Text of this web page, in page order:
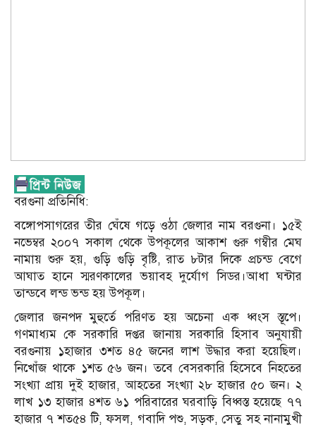
বরগুনা প্রতিনিধি:
বঙ্গোপসাগরের তীর ঘেঁষে গড়ে ওঠা জেলার নাম বরগুনা। ১৫ই
নভেম্বর ২০০৭ সকাল থেকে উপকূলের আকাশ গুরু গম্বীর মেঘ
নামায় শুরু হয়, গুড়ি গুড়ি বৃষ্টি, রাত ৮টার দিকে প্রচন্ড বেগে
আঘাত হানে স্মরণকালের ভয়াবহ দুর্যোগ সিডর।আধা ঘন্টার
তান্ডবে লন্ড ভন্ড হয় উপকূল।
জেলার জনপদ মুহুর্তে পরিণত হয় অচেনা এক ধ্বংস স্তূপে।
গণমাধ্যম কে সরকারি দপ্তর জানায় সরকারি হিসাব অনুযায়ী
বরগুনায় ১হাজার ৩শত ৪৫ জনের লাশ উদ্ধার করা হয়েছিল।
নিখোঁজ থাকে ১শত ৫৬ জন। তবে বেসরকারি হিসেবে নিহতের
সংখ্যা প্রায় দুই হাজার, আহতের সংখ্যা ২৮ হাজার ৫০ জন। ২
লাখ ১৩ হাজার ৪শত ৬১ পরিবারের ঘরবাড়ি বিধ্বস্ত হয়েছে ৭৭
হাজার ৭ শত৫৪ টি, ফসল, গবাদি পশু, সড়ক, সেতু সহ নানামুখী